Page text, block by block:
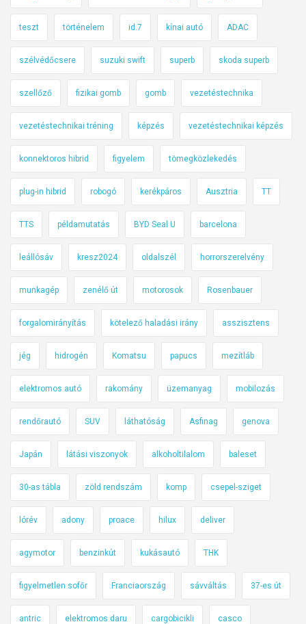
teszt történelem id.7 kínai autó ADAC
szélvédőcsere suzuki swift superb skoda superb
szellőző fizikai gomb gomb vezetéstechnika
vezetéstechnikai tréning képzés vezetéstechnikai képzés
konnektoros hibrid figyelem tömegközlekedés
plug-in hibrid robogó kerékpáros Ausztria TT
TTS példamutatás BYD Seal U barcelona
leállósáv kresz2024 oldalszél horrorszerelvény
munkagép zenélő út motorosok Rosenbauer
forgalomirányítás kötelező haladási irány asszisztens
jég hidrogén Komatsu papucs mezítláb
elektromos autó rakomány üzemanyag mobilozás
rendőrautó SUV láthatóság Asfinag genova
Japán látási viszonyok alkoholtilalom baleset
30-as tábla zöld rendszám komp csepel-sziget
lórév adony proace hilux deliver
agymotor benzinkút kukásautó THK
figyelmetlen sofőr Franciaország sávváltás 37-es út
antric elektromos daru cargobicikli casco